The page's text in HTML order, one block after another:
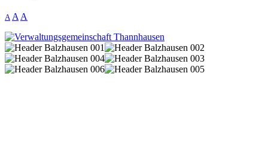
A A A